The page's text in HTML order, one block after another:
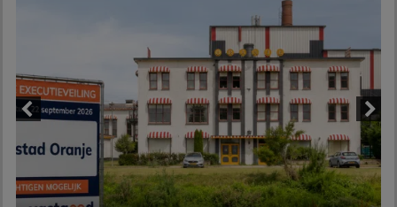
Next